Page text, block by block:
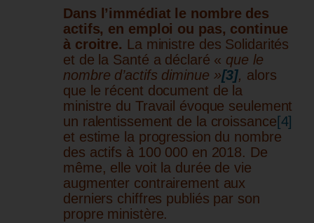
Dans l’immédiat le nombre des
actifs, en emploi ou pas, continue
à croitre. La ministre des Solidarités
et de la Santé a déclaré « que le
nombre d’actifs diminue »[3], alors
que le récent document de la
ministre du Travail évoque seulement
un ralentissement de la croissance[4]
et estime la progression du nombre
des actifs à 100 000 en 2018. De
même, elle voit la durée de vie
augmenter contrairement aux
derniers chiffres publiés par son
propre ministère.